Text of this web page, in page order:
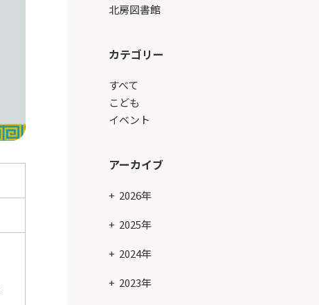
北房図書館
カテゴリー
すべて
こども
イベント
アーカイブ
2026年
2025年
2024年
2023年